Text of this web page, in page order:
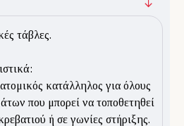
τάβλες.
κατάλληλος για όλους
που μπορεί να τοποθετηθεί
ή σε γωνίες στήριξης.